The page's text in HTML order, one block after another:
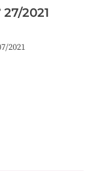
2021
2021